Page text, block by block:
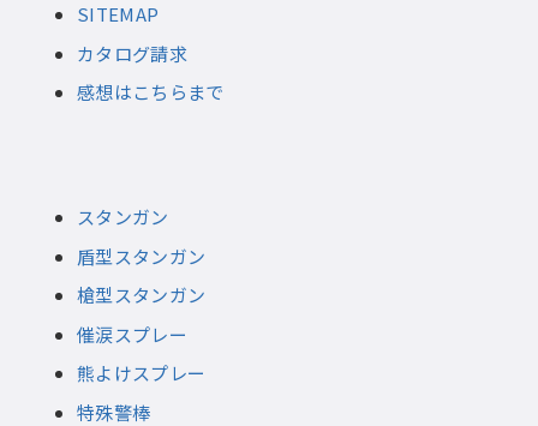
SITEMAP
カタログ請求
感想はこちらまで
スタンガン
盾型スタンガン
槍型スタンガン
催涙スプレー
熊よけスプレー
特殊警棒